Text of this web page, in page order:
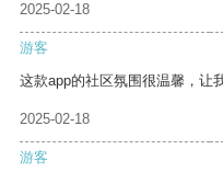
2025-02-18
游客
这款app的社区氛围很温馨，让
2025-02-18
游客